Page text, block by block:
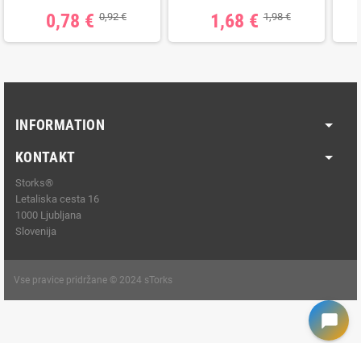
0,78 € 0,92 € 1,68 € 1,98 €
INFORMATION
KONTAKT
Storks®
Letaliska cesta 16
1000 Ljubljana
Slovenija
Vse pravice pridržane © 2024 sTorks